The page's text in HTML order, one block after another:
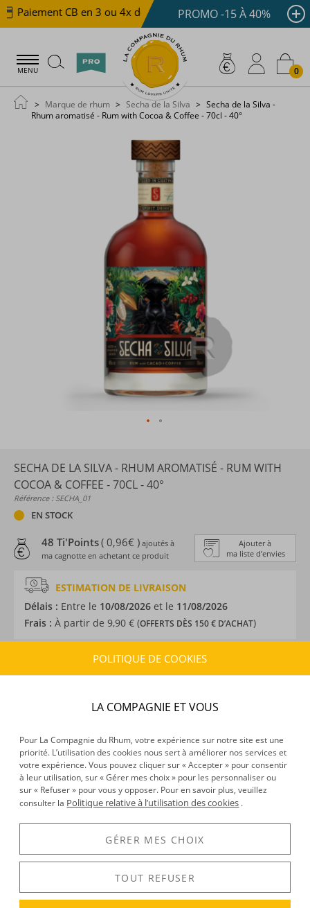
Paiement CB en 3 ou 4x dès 100 € Livraison offerte
PROMO -15 À 40%
MENU 0
Marque de rhum Secha de la Silva
Secha de la Silva -
Rhum aromatisé - Rum with Cocoa & Coffee - 70cl - 40°
SECHA DE LA SILVA - RHUM AROMATISÉ - RUM WITH
COCOA & COFFEE - 70CL - 40°
Référence : SECHA_01
EN STOCK
Ajouter à
ma liste d’envies
48 Ti'Points( 0,96€ ) ajoutés à
ma cagnotte en achetant ce produit
ESTIMATION DE LIVRAISON
Délais : Entre le 10/08/2026 et le 11/08/2026
Frais : À partir de 9,90 € (OFFERTS DÈS 150 € D’ACHAT)
CARACTÉRISTIQUES DU PRODUIT
Guatemala
Volume :70CL
Degré :40°
DÉCOUVERTE
Voir tous les produits :
DESCRIPTION
POLITIQUE DE COOKIES
LA COMPAGNIE ET VOUS
Pour La Compagnie du Rhum, votre expérience sur notre site est une
priorité. L’utilisation des cookies nous sert à améliorer nos services et
votre expérience. Vous pouvez cliquer sur « Accepter » pour consentir
à leur utilisation, sur « Gérer mes choix » pour les personnaliser ou
sur « Refuser » pour vous y opposer. Pour en savoir plus, veuillez
consulter la Politique relative à l’utilisation des cookies .
GÉRER MES CHOIX
TOUT REFUSER